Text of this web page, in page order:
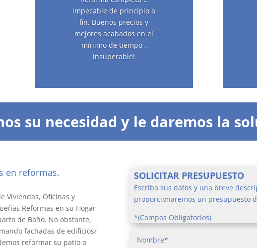
impecable de principio a
fin. Buenos precios y
mejores acabados en el
mínimo de tiempo .
insuperable!
su necesidad y le daremos la
en reformas.
Viviendas, Oficinas y
Reformas en su Hogar
de Baño. No obstante,
fachadas de edificiosr
reformar su patio o
SOLICITAR PRESUPUESTO
Escriba sus datos y una breve
proporcionaremos un presupuesto
*(Campos Obligatorios)